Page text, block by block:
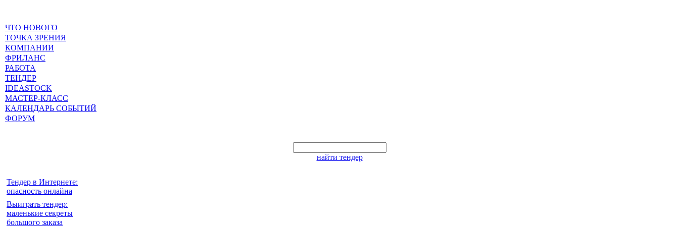
ЧТО НОВОГО
ТОЧКА ЗРЕНИЯ
КОМПАНИИ
ФРИЛАНС
РАБОТА
ТЕНДЕР
IDEASTOCK
МАСТЕР-КЛАСС
КАЛЕНДАРЬ СОБЫТИЙ
ФОРУМ
найти тендер
Тендер в Интернете:
опасность онлайна
Выиграть тендер:
маленькие секреты
большого заказа